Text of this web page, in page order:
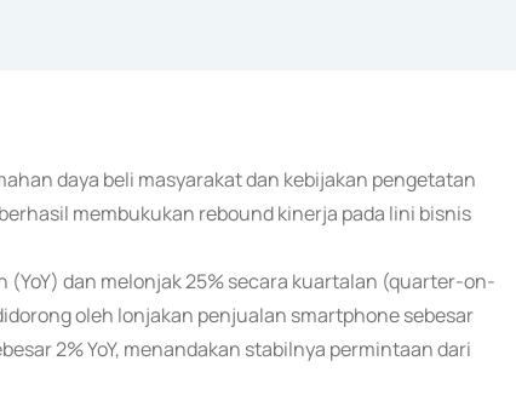
daya beli masyarakat dan kebijakan pengetatan
membukukan rebound kinerja pada lini bisnis
dan melonjak 25% secara kuartalan (quarter-on-
oleh lonjakan penjualan smartphone sebesar
2% YoY, menandakan stabilnya permintaan dari